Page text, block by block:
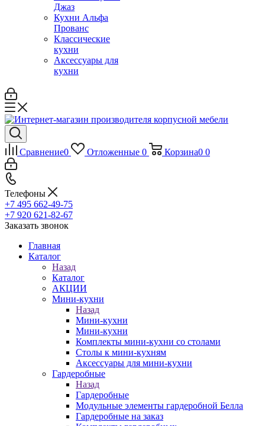
Джаз
Кухни Альфа
Прованс
Классические
кухни
Аксессуары для
кухни
Сравнение0 Отложенные 0 Корзина0 0
Телефоны
+7 495 662-49-75
+7 920 621-82-67
Заказать звонок
Главная
Каталог
Назад
Каталог
АКЦИИ
Мини-кухни
Назад
Мини-кухни
Мини-кухни
Комплекты мини-кухни со столами
Столы к мини-кухням
Аксессуары для мини-кухни
Гардеробные
Назад
Гардеробные
Модульные элементы гардеробной Белла
Гардеробные на заказ